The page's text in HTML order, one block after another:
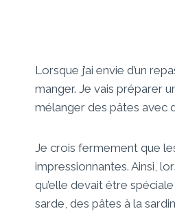
Lorsque j’ai envie d’un
manger. Je vais préparer
mélanger des pâtes avec
Je crois fermement que
impressionnantes. Ainsi,
qu’elle devait être
sarde, des pâtes à la